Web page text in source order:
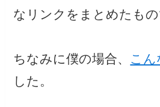
なリンクをまとめたもの
ちなみに僕の場合、 こん
した。